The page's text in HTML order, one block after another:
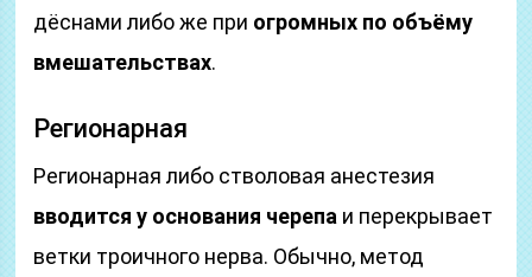
дёснами либо же при огромных по объёму
вмешательствах.
Регионарная
Регионарная либо стволовая анестезия
вводится у основания черепа и перекрывает
ветки троичного нерва. Обычно, метод